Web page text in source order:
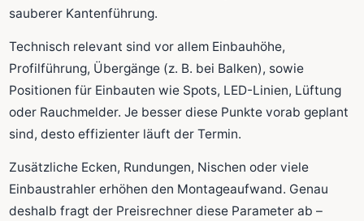
sauberer Kantenführung.
Technisch relevant sind vor allem Einbauhöhe,
Profilführung, Übergänge (z. B. bei Balken), sowie
Positionen für Einbauten wie Spots, LED-Linien, Lüftung
oder Rauchmelder. Je besser diese Punkte vorab geplant
sind, desto effizienter läuft der Termin.
Zusätzliche Ecken, Rundungen, Nischen oder viele
Einbaustrahler erhöhen den Montageaufwand. Genau
deshalb fragt der Preisrechner diese Parameter ab –